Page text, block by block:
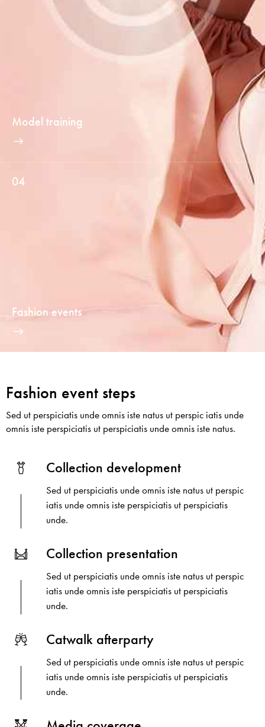
Model training
04
Fashion events
Fashion event steps
Sed ut perspiciatis unde omnis iste natus ut perspic iatis unde
omnis iste perspiciatis ut perspiciatis unde omnis iste natus.
Collection development
Sed ut perspiciatis unde omnis iste natus ut perspic
iatis unde omnis iste perspiciatis ut perspiciatis
unde.
Collection presentation
Sed ut perspiciatis unde omnis iste natus ut perspic
iatis unde omnis iste perspiciatis ut perspiciatis
unde.
Catwalk afterparty
Sed ut perspiciatis unde omnis iste natus ut perspic
iatis unde omnis iste perspiciatis ut perspiciatis
unde.